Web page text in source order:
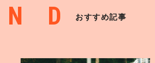
おすすめ記事